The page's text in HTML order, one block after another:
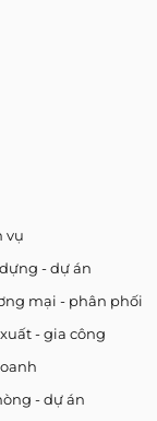
vụ
- dự án
mại - phân phối
- gia công
- dự án